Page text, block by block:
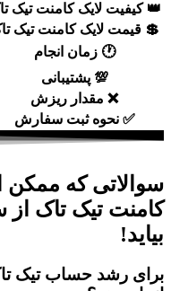
👑 کیفیت لایک کامنت تیک
💲 قیمت لایک کامنت تیک
🕐 زمان انجام
💯 پشتیبانی
❌ مقدار ریزش
✅ نحوه ثبت سفارش
سوالاتی که ممکن
کامنت تیک تاک
بیاید!
برای رشد حساب تیک